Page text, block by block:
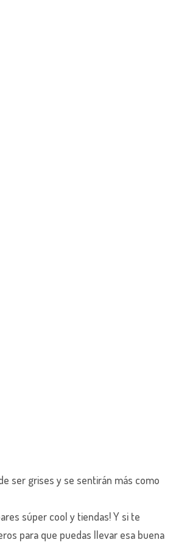
ser grises y se sentirán más como
súper cool y tiendas! Y si te
para que puedas llevar esa buena